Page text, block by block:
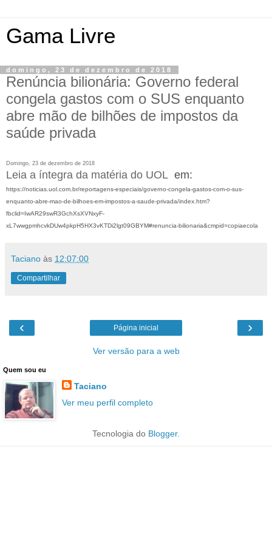
Gama Livre
domingo, 23 de dezembro de 2018
Renúncia bilionária: Governo federal
congela gastos com o SUS enquanto
abre mão de bilhões de impostos da
saúde privada
Domingo, 23 de dezembro de 2018
Leia a íntegra da matéria do UOL em:
https://noticias.uol.com.br/reportagens-especiais/governo-congela-gastos-com-o-sus-
enquanto-abre-mao-de-bilhoes-em-impostos-a-saude-privada/index.htm?
fbclid=IwAR29swR3GchXsXVNxyF-
xL7wwgpmhcvkDUw4pkpH5HX3vKTDi2lgt09GBYM#renuncia-bilionaria&cmpid=copiaecola
Taciano às 12:07:00
Compartilhar
‹ ›
Página inicial
Ver versão para a web
Quem sou eu
Taciano
Ver meu perfil completo
Tecnologia do Blogger.